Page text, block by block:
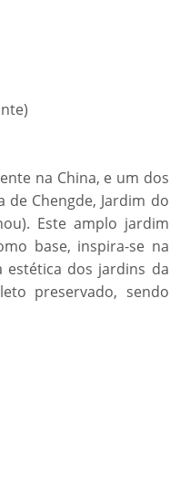
na China, e um dos
Chengde, Jardim do
Este amplo jardim
base, inspira-se na
estética dos jardins da
preservado, sendo